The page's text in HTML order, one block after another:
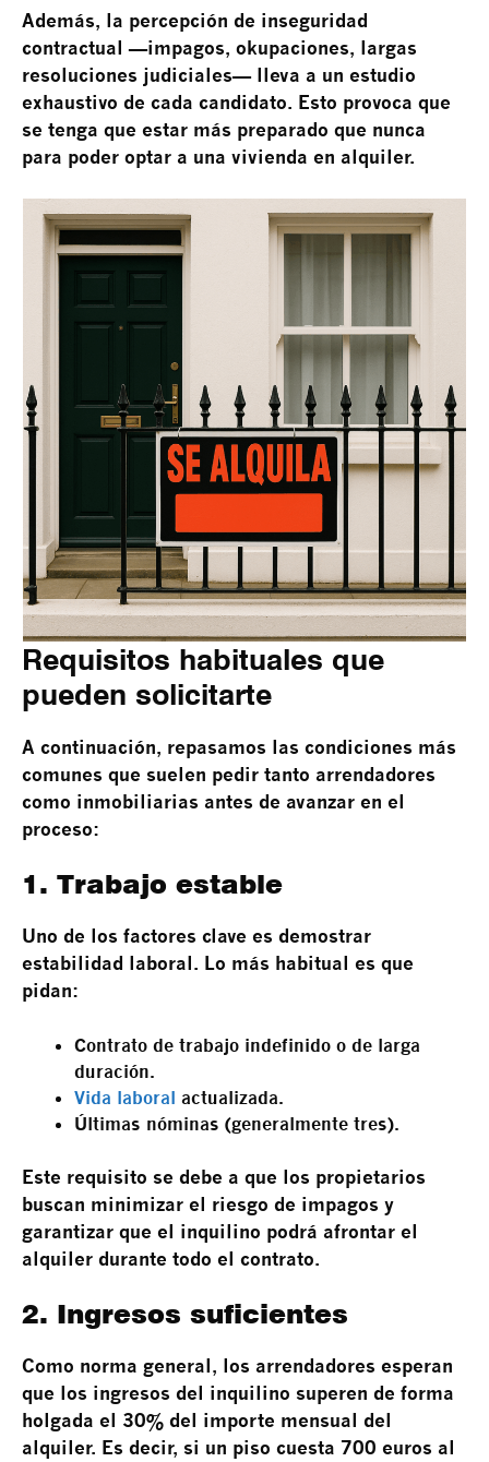
Además, la percepción de inseguridad
contractual —impagos, okupaciones, largas
resoluciones judiciales— lleva a un estudio
exhaustivo de cada candidato. Esto provoca que
se tenga que estar más preparado que nunca
para poder optar a una vivienda en alquiler.
Requisitos habituales que
pueden solicitarte
A continuación, repasamos las condiciones más
comunes que suelen pedir tanto arrendadores
como inmobiliarias antes de avanzar en el
proceso:
1. Trabajo estable
Uno de los factores clave es demostrar
estabilidad laboral. Lo más habitual es que
pidan:
Contrato de trabajo indefinido o de larga
duración.
Vida laboral actualizada.
Últimas nóminas (generalmente tres).
Este requisito se debe a que los propietarios
buscan minimizar el riesgo de impagos y
garantizar que el inquilino podrá afrontar el
alquiler durante todo el contrato.
2. Ingresos suficientes
Como norma general, los arrendadores esperan
que los ingresos del inquilino superen de forma
holgada el 30% del importe mensual del
alquiler. Es decir, si un piso cuesta 700 euros al